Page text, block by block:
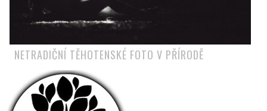
NETRADIČNÍ TĚHOTENSKÉ FOTO V PŘÍRODĚ